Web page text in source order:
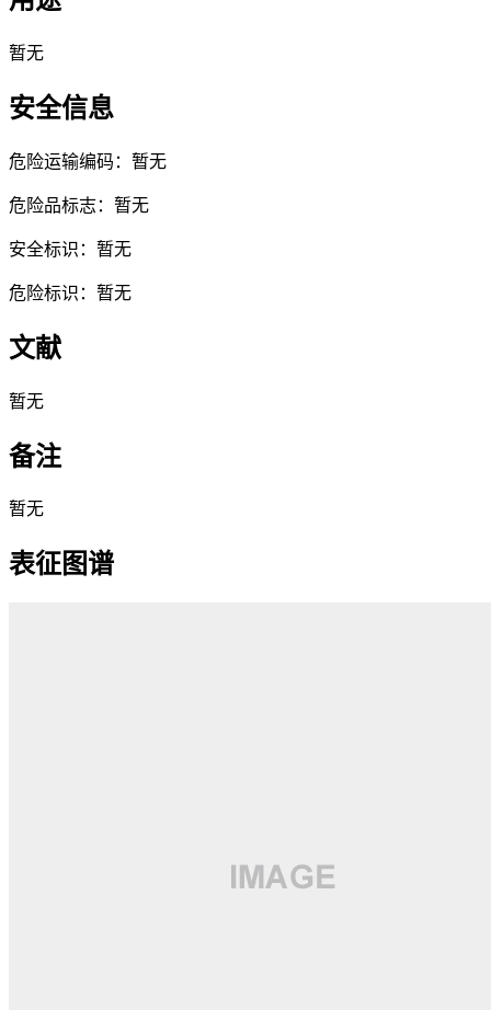
暂无
安全信息
危险运输编码：暂无
危险品标志：暂无
安全标识：暂无
危险标识：暂无
文献
暂无
备注
暂无
表征图谱